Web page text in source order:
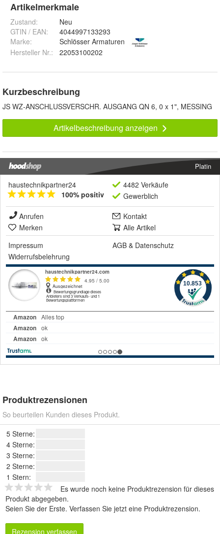
Artikelmerkmale
Zustand:
Neu
GTIN / EAN:
4044997133293
Marke:
Schlösser Armaturen
Hersteller Nr.:
22053100202
Kurzbeschreibung
JS WZ-ANSCHLUSSVERSCHR. AUSGANG QN 6, 0 x 1", MESSING
Artikelbeschreibung anzeigen
Platin
haustechnikpartner24
100% positiv
4482 Verkäufe
Gewerblich
Anrufen
Kontakt
Merken
Alle Artikel
Impressum
AGB & Datenschutz
Widerrufsbelehrung
Produktrezensionen
So beurteilen Kunden dieses Produkt.
5 Sterne:
4 Sterne:
3 Sterne:
2 Sterne:
1 Stern:
Es wurde noch keine Produktrezension für dieses
Produkt abgegeben.
Seien Sie der Erste. Verfassen Sie jetzt eine Produktrezension.
Rezension verfassen